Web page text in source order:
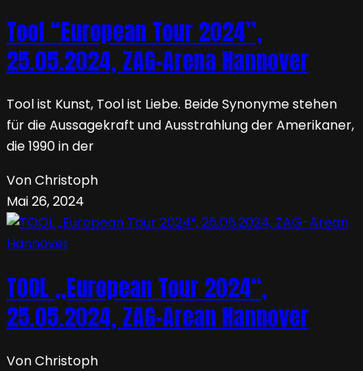
Tool “European Tour 2024”,
25.05.2024, ZAG-Arena Hannover
Tool ist Kunst, Tool ist Liebe. Beide Synonyme stehen
für die Aussagekraft und Ausstrahlung der Amerikaner,
die 1990 in der
Von Christoph
Mai 26, 2024
TOOL „European Tour 2024“,
25.05.2024, ZAG-Arean Hannover
Von Christoph